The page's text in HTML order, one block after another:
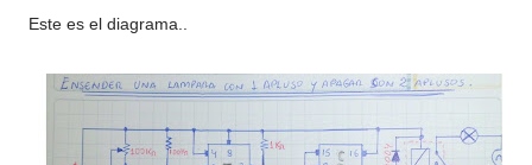
Este es el diagrama..